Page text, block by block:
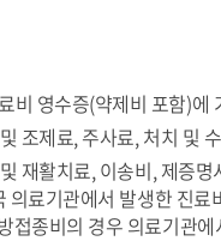
비 영수증(약제비 포함)에
조제료, 주사료, 처치 및
재활치료, 이송비, 제증
의료기관에서 발생한 진
접종비의 경우 의료기관